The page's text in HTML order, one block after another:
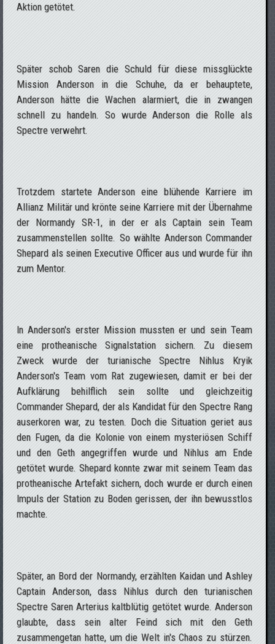
Aktion getötet.
Später schob Saren die Schuld für diese missglückte
Mission Anderson in die Schuhe, da er behauptete,
Anderson hätte die Wachen alarmiert, die in zwangen
schnell zu handeln. So wurde Anderson die Rolle als
Spectre verwehrt.
Trotzdem startete Anderson eine blühende Karriere im
Allianz Militär und krönte seine Karriere mit der Übernahme
der Normandy SR-1, in der er als Captain sein Team
zusammenstellen sollte. So wählte Anderson Commander
Shepard als seinen Executive Officer aus und wurde für ihn
zum Mentor.
In Anderson's erster Mission mussten er und sein Team
eine protheanische Signalstation sichern. Zu diesem
Zweck wurde der turianische Spectre Nihlus Kryik
Anderson's Team vom Rat zugewiesen, damit er bei der
Aufklärung behilflich sein sollte und gleichzeitig
Commander Shepard, der als Kandidat für den Spectre Rang
auserkoren war, zu testen. Doch die Situation geriet aus
den Fugen, da die Kolonie von einem mysteriösen Schiff
und den Geth angegriffen wurde und Nihlus am Ende
getötet wurde. Shepard konnte zwar mit seinem Team das
protheanische Artefakt sichern, doch wurde er durch einen
Impuls der Station zu Boden gerissen, der ihn bewusstlos
machte.
Später, an Bord der Normandy, erzählten Kaidan und Ashley
Captain Anderson, dass Nihlus durch den turianischen
Spectre Saren Arterius kaltblütig getötet wurde. Anderson
glaubte, dass sein alter Feind sich mit den Geth
zusammengetan hatte, um die Welt in's Chaos zu stürzen.